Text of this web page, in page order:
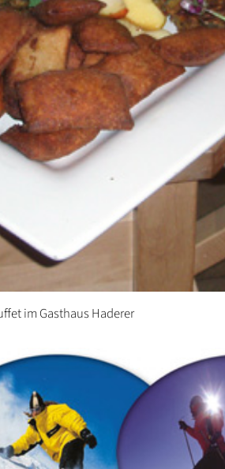
im Gasthaus Haderer